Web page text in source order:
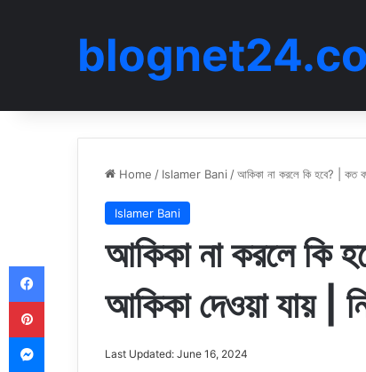
Home / Islamer Bani /আকিকা না করলে কি হবে? | কত
Islamer Bani
আকিকা না করলে কি
আকিকা দেওয়া যায় |
Last Updated: June 16, 2024
Facebook
Pinterest
Messenger